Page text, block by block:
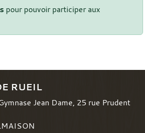
pour pouvoir participer aux
RUEIL
Jean Dame, 25 rue Prudent